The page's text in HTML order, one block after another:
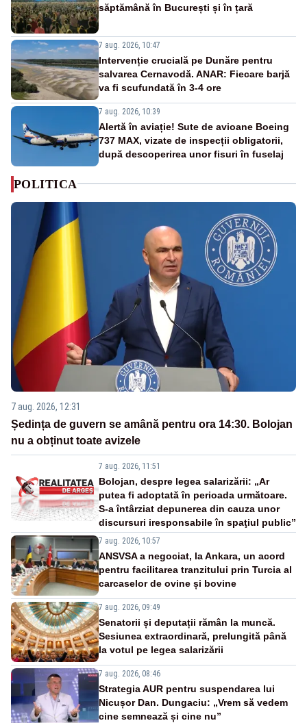
săptămână în București și în țară
7 aug. 2026, 10:47
Intervenție crucială pe Dunăre pentru
salvarea Cernavodă. ANAR: Fiecare barjă
va fi scufundată în 3-4 ore
7 aug. 2026, 10:39
Alertă în aviație! Sute de avioane Boeing
737 MAX, vizate de inspecții obligatorii,
după descoperirea unor fisuri în fuselaj
POLITICA
7 aug. 2026, 12:31
Ședința de guvern se amână pentru ora 14:30. Bolojan
nu a obținut toate avizele
7 aug. 2026, 11:51
Bolojan, despre legea salarizării: „Ar
putea fi adoptată în perioada următoare.
S-a întârziat depunerea din cauza unor
discursuri iresponsabile în spaţiul public”
7 aug. 2026, 10:57
ANSVSA a negociat, la Ankara, un acord
pentru facilitarea tranzitului prin Turcia al
carcaselor de ovine și bovine
7 aug. 2026, 09:49
Senatorii și deputații rămân la muncă.
Sesiunea extraordinară, prelungită până
la votul pe legea salarizării
7 aug. 2026, 08:46
Strategia AUR pentru suspendarea lui
Nicușor Dan. Dungaciu: „Vrem să vedem
cine semnează și cine nu”